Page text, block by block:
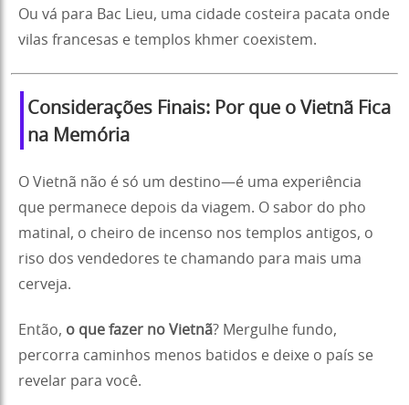
Ou vá para Bac Lieu, uma cidade costeira pacata onde
vilas francesas e templos khmer coexistem.
Considerações Finais: Por que o Vietnã Fica
na Memória
O Vietnã não é só um destino—é uma experiência
que permanece depois da viagem. O sabor do pho
matinal, o cheiro de incenso nos templos antigos, o
riso dos vendedores te chamando para mais uma
cerveja.
Então, o que fazer no Vietnã? Mergulhe fundo,
percorra caminhos menos batidos e deixe o país se
revelar para você.